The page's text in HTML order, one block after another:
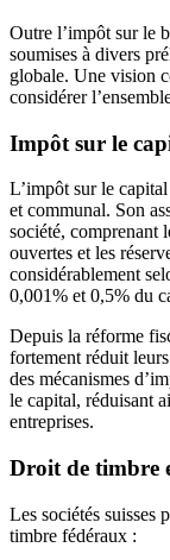
Outre l’impôt sur le
soumises à divers
globale. Une vision
considérer
Impôt sur le
L’impôt sur le
et communal. Son
société, comprenant
ouvertes et les
considérablement
0,001% et 0,5% du
Depuis la réforme
fortement réduit
des mécanismes
le capital, réduisant
entreprises.
Droit de timbre
Les sociétés suisses
timbre fédéraux :